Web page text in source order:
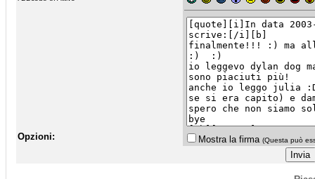
Opzioni: Mostra la firma (Questa può